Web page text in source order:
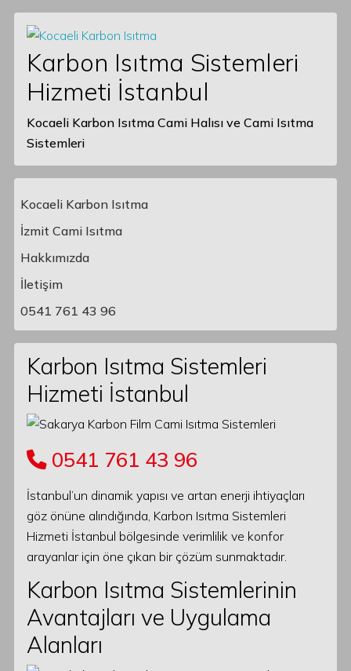
Karbon Isıtma Sistemleri
Hizmeti İstanbul
Kocaeli Karbon Isıtma Cami Halısı ve Cami Isıtma
Sistemleri
Main Navigation
Kocaeli Karbon Isıtma
İzmit Cami Isıtma
Hakkımızda
İletişim
0541 761 43 96
Karbon Isıtma Sistemleri
Hizmeti İstanbul
0541 761 43 96
İstanbul’un dinamik yapısı ve artan enerji ihtiyaçları
göz önüne alındığında, Karbon Isıtma Sistemleri
Hizmeti İstanbul bölgesinde verimlilik ve konfor
arayanlar için öne çıkan bir çözüm sunmaktadır.
Karbon Isıtma Sistemlerinin
Avantajları ve Uygulama
Alanları